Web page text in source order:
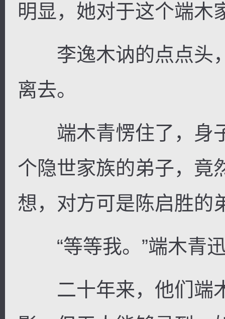
明显，她对于这个端木
李逸木讷的点点头
离去。
端木青愣住了，身
个隐世家族的弟子，竟
想，对方可是陈启胜的
“等等我。”端木青
二十年来，他们端